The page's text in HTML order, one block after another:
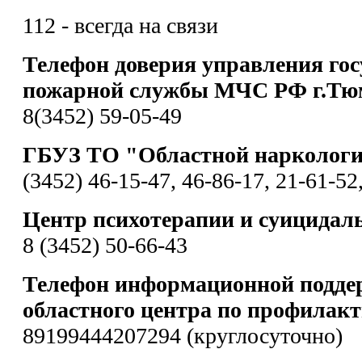
112 - всегда на связи
Телефон доверия управления
пожарной службы МЧС РФ
8(3452) 59-05-49
ГБУЗ ТО "Областной
(3452) 46-15-47, 46-86-17, 21-61-
Центр психотерапии и
8 (3452) 50-66-43
Телефон информационной
областного центра по
89199444207294 (круглосуточно)